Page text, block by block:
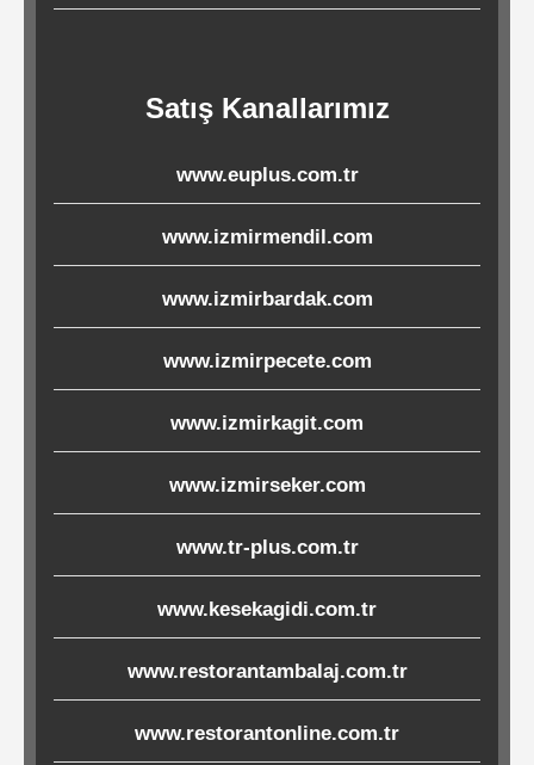
Ürünleri
Melamin
Porselen-
Seramik
Cam
Buklet
Ürünler
Poşetler
Torbaları
Satış Kanallarımız
www.euplus.com.tr
www.izmirmendil.com
www.izmirbardak.com
www.izmirpecete.com
www.izmirkagit.com
www.izmirseker.com
www.tr-plus.com.tr
www.kesekagidi.com.tr
www.restorantambalaj.com.tr
www.restorantonline.com.tr